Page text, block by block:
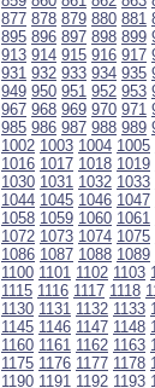
877 878 879 880 881
895 896 897 898 899
913 914 915 916 917
931 932 933 934 935
949 950 951 952 953
967 968 969 970 971
985 986 987 988 989
1002 1003 1004 1005
1016 1017 1018 1019
1030 1031 1032 1033
1044 1045 1046 1047
1058 1059 1060 1061
1072 1073 1074 1075
1086 1087 1088 1089
1100 1101 1102 1103
1115 1116 1117 1118
1130 1131 1132 1133
1145 1146 1147 1148
1160 1161 1162 1163
1175 1176 1177 1178
1190 1191 1192 1193